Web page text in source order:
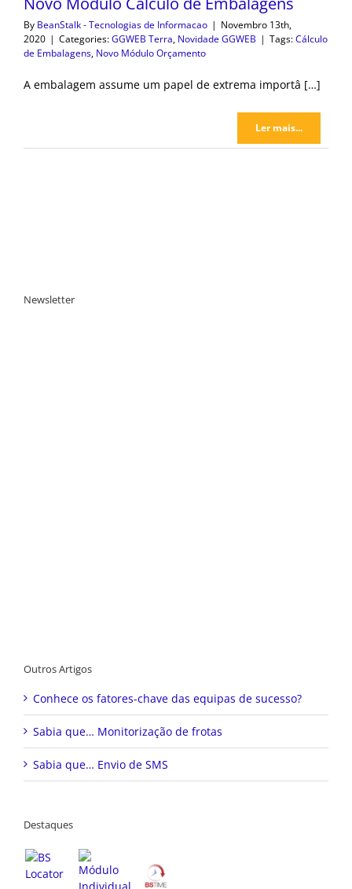
By BeanStalk - Tecnologias de Informacao | Novembro 13th,
2020 | Categories:GGWEB Terra, Novidade GGWEB | Tags:Cálculo
de Embalagens, Novo Módulo Orçamento
A embalagem assume um papel de extrema importâ […]
Ler mais...
Newsletter
Outros Artigos
Conhece os fatores-chave das equipas de sucesso?
Sabia que… Monitorização de frotas
Sabia que… Envio de SMS
Destaques